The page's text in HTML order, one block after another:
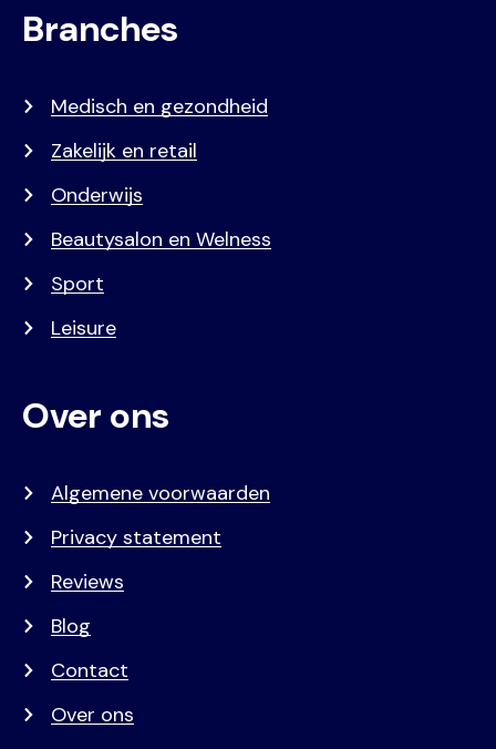
Branches
Medisch en gezondheid
Zakelijk en retail
Onderwijs
Beautysalon en Welness
Sport
Leisure
Over ons
Algemene voorwaarden
Privacy statement
Reviews
Blog
Contact
Over ons